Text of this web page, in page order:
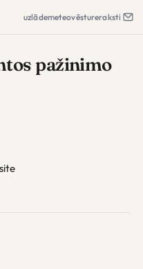
uzlādemeteovēstureraksti
pažinimo